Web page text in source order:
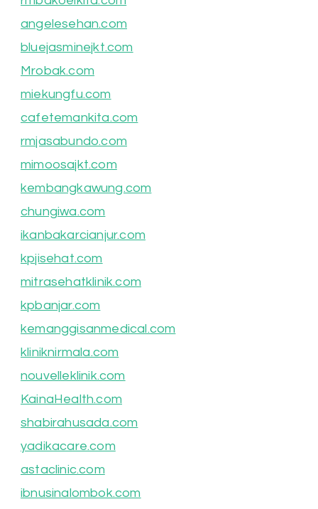
angelesehan.com
bluejasminejkt.com
Mrobak.com
miekungfu.com
cafetemankita.com
rmjasabundo.com
mimoosajkt.com
kembangkawung.com
chungiwa.com
ikanbakarcianjur.com
kpjisehat.com
mitrasehatklinik.com
kpbanjar.com
kemanggisanmedical.com
kliniknirmala.com
nouvelleklinik.com
KainaHealth.com
shabirahusada.com
yadikacare.com
astaclinic.com
ibnusinalombok.com